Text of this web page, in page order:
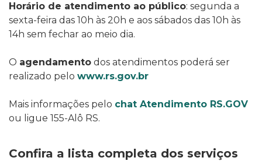
Horário de atendimento ao público: segunda a
sexta-feira das 10h às 20h e aos sábados das 10h às
14h sem fechar ao meio dia.
O agendamento dos atendimentos poderá ser
realizado pelo www.rs.gov.br
Mais informações pelo chat Atendimento RS.GOV
ou ligue 155-Alô RS.
Confira a lista completa dos serviços